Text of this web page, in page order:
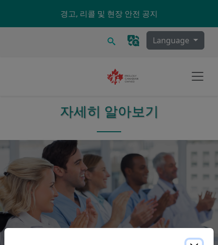
경고, 리콜 및 현장 안전 공지
찾다 Language
자세히 알아보기